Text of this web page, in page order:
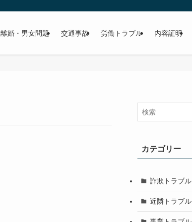
離婚・男女問題 交通事故 労働トラブル 内容証明
カテゴリー
詐欺トラブル
近隣トラブル